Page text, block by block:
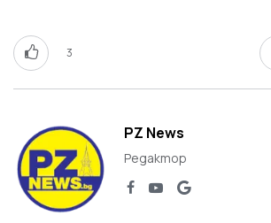
3
PZ News
Редактор